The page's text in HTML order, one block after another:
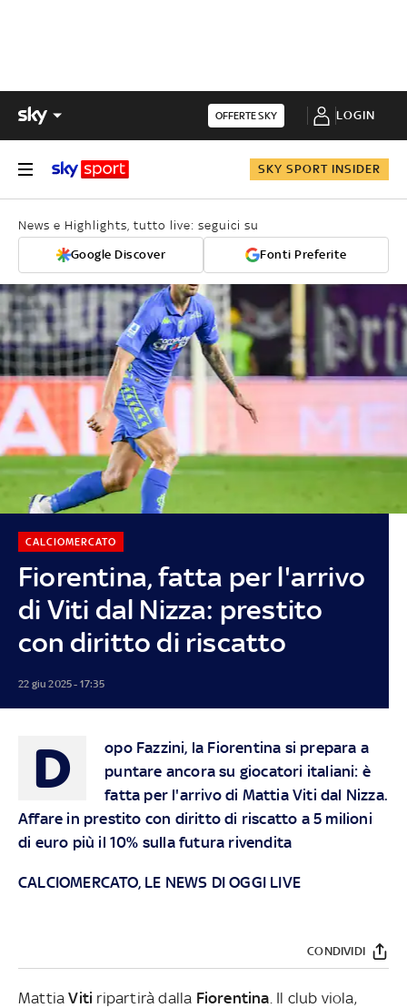
OFFERTE SKY LOGIN
SKY SPORT INSIDER
News e Highlights, tutto live: seguici su
Google Discover Fonti Preferite
Fiorentina, fatta per l'arrivo
di Viti dal Nizza: prestito
con diritto di riscatto
CALCIOMERCATO
22 giu 2025 - 17:35
D
opo Fazzini, la Fiorentina si prepara a
puntare ancora su giocatori italiani: è
fatta per l'arrivo di Mattia Viti dal Nizza.
Affare in prestito con diritto di riscatto a 5 milioni
di euro più il 10% sulla futura rivendita
CALCIOMERCATO, LE NEWS DI OGGI LIVE
CONDIVIDI
MattiaViti ripartirà dalla Fiorentina . Il club viola,